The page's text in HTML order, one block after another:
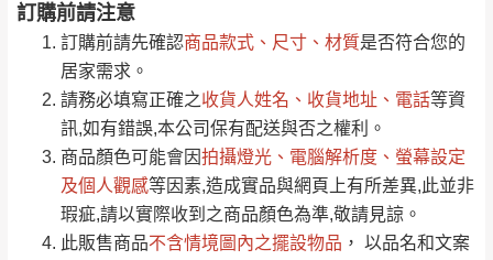
訂購前請注意
訂購前請先確認商品款式、尺寸、材質是否符合您的
居家需求。
請務必填寫正確之收貨人姓名、收貨地址、電話等資
訊,如有錯誤,本公司保有配送與否之權利。
商品顏色可能會因拍攝燈光、電腦解析度、螢幕設定
及個人觀感等因素,造成實品與網頁上有所差異,此並非
瑕疵,請以實際收到之商品顏色為準,敬請見諒。
此販售商品不含情境圖內之擺設物品 ， 以品名和文案
運 費 說 明
運送地區 運送費用
偏遠地區
（請先線上詢問 LINE
→@dershin ）
桃園 復興鄉
注意事項：
由於品項繁多，網頁無法及時更新，如有需
要購買商品，請於出發前來電或到「官方
Line客服」來信確認商品是否有「現貨」與
「金額」。
若商品價格或庫存有異常，商家有權取消訂
單。部分網路商品恕無法更改原設計或客製，敬請
見諒！
0/5 (0)筆
全部 依評論高至低排列
依評論低至高排列 只顯示附上圖片
只顯示附上評論